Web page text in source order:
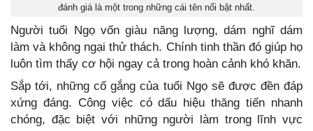
đánh giá là một trong những cái tên nổi bật nhất.
Người tuổi Ngọ vốn giàu năng lượng, dám nghĩ dám
làm và không ngại thử thách. Chính tinh thần đó giúp họ
luôn tìm thấy cơ hội ngay cả trong hoàn cảnh khó khăn.
Sắp tới, những cố gắng của tuổi Ngọ sẽ được đền đáp
xứng đáng. Công việc có dấu hiệu thăng tiến nhanh
chóng, đặc biệt với những người làm trong lĩnh vực